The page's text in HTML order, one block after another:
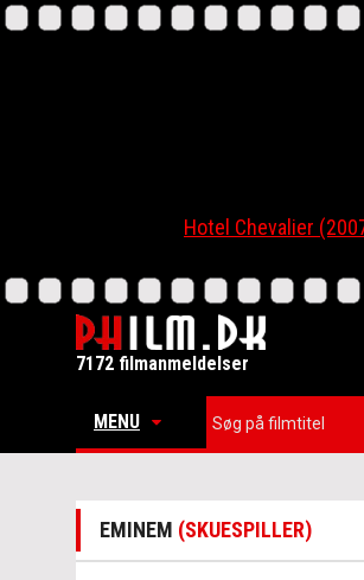
Hotel Chevalier (2007)
7172 filmanmeldelser
MENU
EMINEM (SKUESPILLER)